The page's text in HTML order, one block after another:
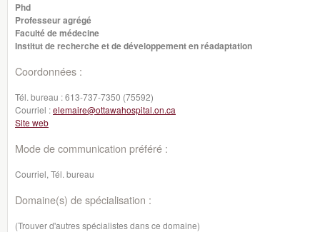
Phd
Professeur agrégé
Faculté de médecine
Institut de recherche et de développement en réadaptation
Coordonnées :
Tél. bureau :613-737-7350 (75592)
Courriel :elemaire@ottawahospital.on.ca
Site web
Mode de communication préféré :
Courriel, Tél. bureau
Domaine(s) de spécialisation :
(Trouver d'autres spécialistes dans ce domaine)